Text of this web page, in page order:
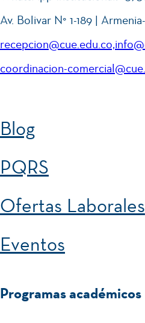
Av. Bolivar N° 1-189 |
coordinacion-
Blog
PQRS
Ofertas Laborales
Eventos
Programas académicos